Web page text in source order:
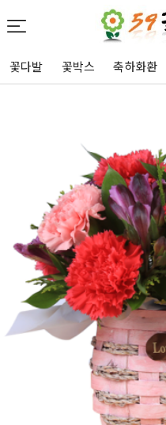
꽃다발 꽃박스 축하화환